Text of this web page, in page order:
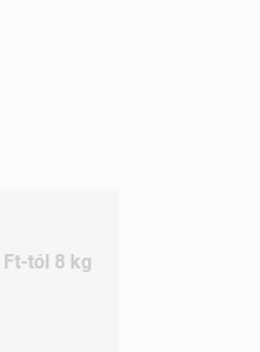
tól 8 kg